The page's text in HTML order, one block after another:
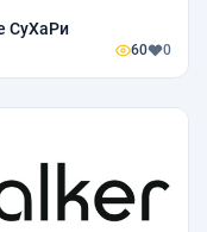
СуХаРи
60 0